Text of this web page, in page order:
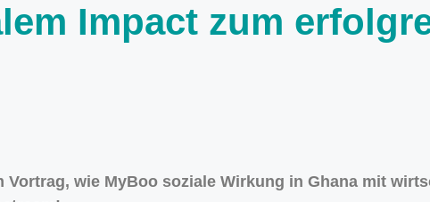
Impact zum
Vortrag, wie MyBoo soziale Wirkung in Ghana mit